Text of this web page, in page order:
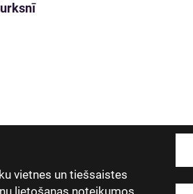
vietnes un tiešsaistes
lietošanas noteikumos